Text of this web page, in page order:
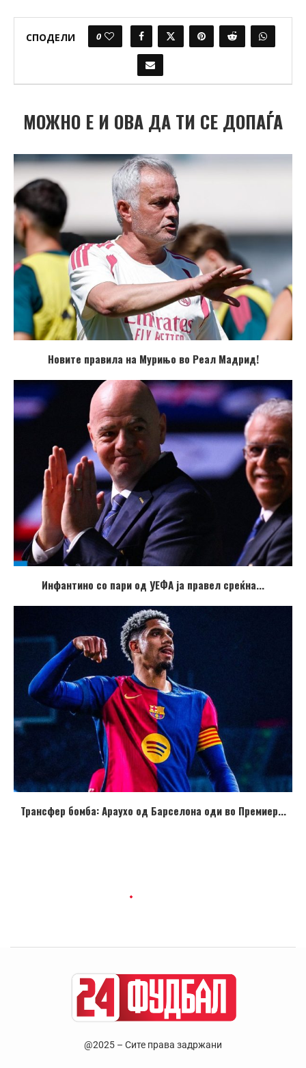
СПОДЕЛИ 0
МОЖНО Е И ОВА ДА ТИ СЕ ДОПАЃА
Новите правила на Мурињо во Реал Мадрид!
Инфантино со пари од УЕФА ја правел среќна...
Трансфер бомба: Араухо од Барселона оди во Премиер...
@2025 – Сите права задржани